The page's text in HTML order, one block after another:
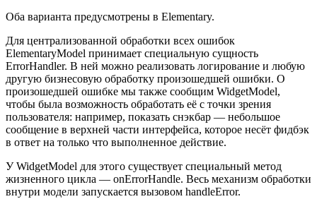
Оба варианта предусмотрены в Elementary.
Для централизованной обработки всех ошибок
ElementaryModel принимает специальную сущность
ErrorHandler. В ней можно реализовать логирование и любую
другую бизнесовую обработку произошедшей ошибки. О
произошедшей ошибке мы также сообщим WidgetModel,
чтобы была возможность обработать её с точки зрения
пользователя: например, показать снэкбар — небольшое
сообщение в верхней части интерфейса, которое несёт фидбэк
в ответ на только что выполненное действие.
У WidgetModel для этого существует специальный метод
жизненного цикла — onErrorHandle. Весь механизм обработки
внутри модели запускается вызовом handleError.